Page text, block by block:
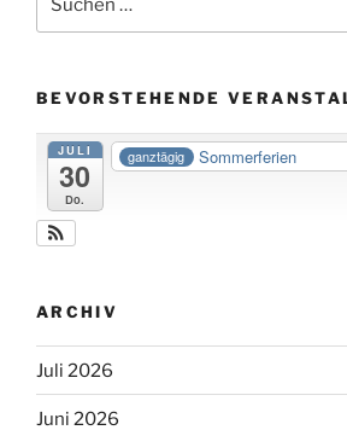
nach:
BEVORSTEHENDE
JULI
30
Do.
ganztägig Sommerferien
ARCHIV
Juli 2026
Juni 2026